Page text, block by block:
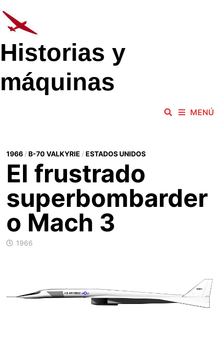
al
contenido
Historias y
máquinas
MENÚ
1966/B-70 VALKYRIE /ESTADOS UNIDOS
El frustrado
superbombarder
o Mach 3
1966